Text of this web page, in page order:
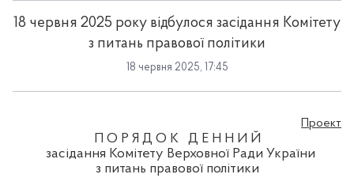
18 червня 2025 року відбулося засідання Комітету
з питань правової політики
18 червня 2025, 17:45
Проект
П О Р Я Д О К Д Е Н Н И Й
засідання Комітету Верховної Ради України
з питань правової політики